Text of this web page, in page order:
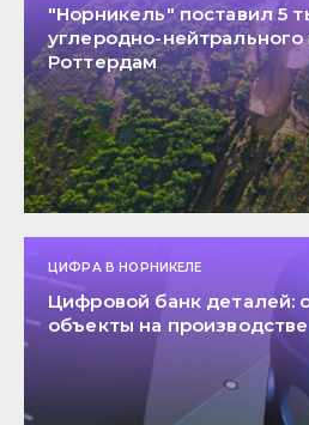
"Норникель" поставил 5
углеродно-нейтрального
Роттердам
ЦИФРА В НОРНИКЕЛЕ
Цифровой банк деталей:
объекты на производстве